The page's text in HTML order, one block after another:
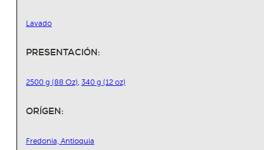
Lavado
PRESENTACIÓN:
2500 g (88 Oz) 340 g (12 oz)
ORÍGEN:
Fredonia, Antioquia